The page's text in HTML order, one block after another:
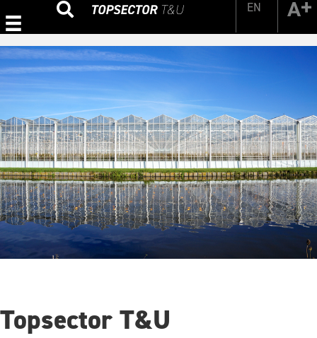
EN
Topsector T&U